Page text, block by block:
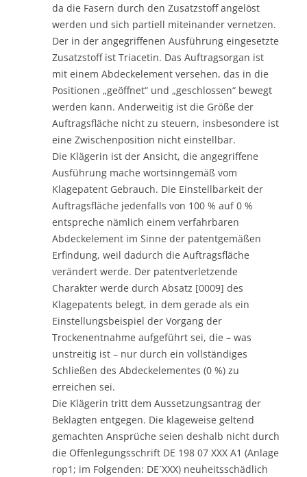
da die Fasern durch den Zusatzstoff angelöst
werden und sich partiell miteinander vernetzen.
Der in der angegriffenen Ausführung eingesetzte
Zusatzstoff ist Triacetin. Das Auftragsorgan ist
mit einem Abdeckelement versehen, das in die
Positionen „geöffnet“ und „geschlossen“ bewegt
werden kann. Anderweitig ist die Größe der
Auftragsfläche nicht zu steuern, insbesondere ist
eine Zwischenposition nicht einstellbar.
Die Klägerin ist der Ansicht, die angegriffene
Ausführung mache wortsinngemäß vom
Klagepatent Gebrauch. Die Einstellbarkeit der
Auftragsfläche jedenfalls von 100 % auf 0 %
entspreche nämlich einem verfahrbaren
Abdeckelement im Sinne der patentgemäßen
Erfindung, weil dadurch die Auftragsfläche
verändert werde. Der patentverletzende
Charakter werde durch Absatz [0009] des
Klagepatents belegt, in dem gerade als ein
Einstellungsbeispiel der Vorgang der
Trockenentnahme aufgeführt sei, die – was
unstreitig ist – nur durch ein vollständiges
Schließen des Abdeckelementes (0 %) zu
erreichen sei.
Die Klägerin tritt dem Aussetzungsantrag der
Beklagten entgegen. Die klageweise geltend
gemachten Ansprüche seien deshalb nicht durch
die Offenlegungsschrift DE 198 07 XXX A1 (Anlage
rop1; im Folgenden: DE´XXX) neuheitsschädlich